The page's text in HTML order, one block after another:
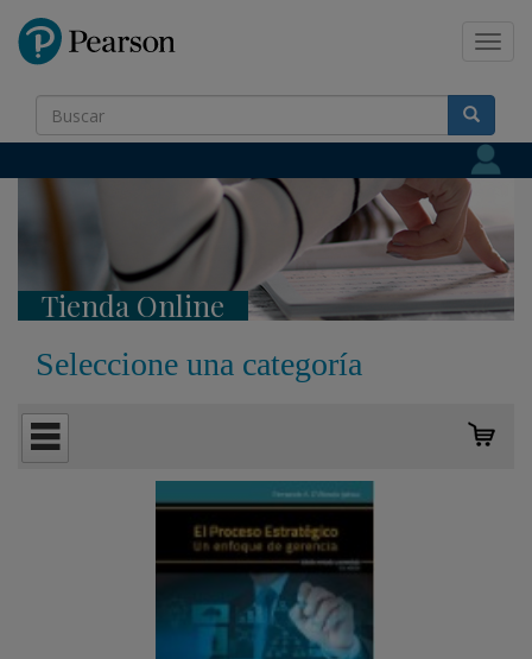
Tienda Online
Seleccione una categoría